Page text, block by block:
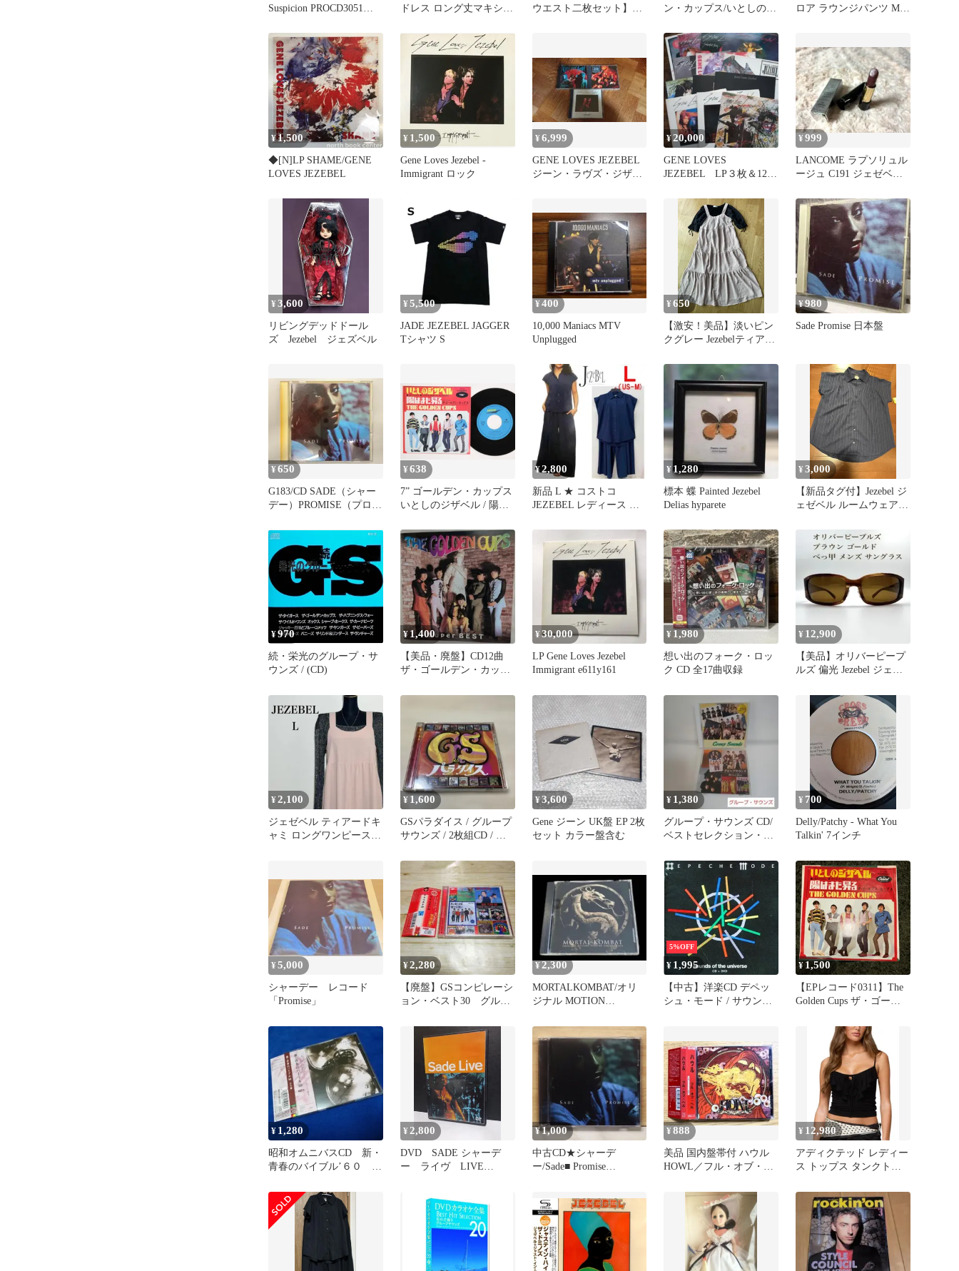
Suspicion PROCD3051
/00110
ドレス ロング丈マキシ丈
ウエスト二枚セット】雨
ン・カップス/いとしのジ
ャンク品
ロア ラウンジパンツ Mサ
ART.660658 ズボン
/511253 在★6
¥1,500
◆[N]LP SHAME/GENE
LOVES JEZEBEL
¥ 1,500
Gene Loves Jezebel -
Immigrant ロック
¥6,999
GENE LOVES JEZEBEL
ジーン・ラヴズ・ジザベ
¥20,000
GENE LOVES
JEZEBEL LP３枚＆12イ
¥999
LANCOME ラプソリュル
ージュ C191 ジェゼベル
¥3,600
リビングデッドドール
ズ Jezebel ジェズベル
¥ 5,500
JADE JEZEBEL JAGGER
Tシャツ S
¥400
10,000 Maniacs MTV
Unplugged
¥650
【激安！美品】淡いピン
クグレー Jezebelティアー
¥980
Sade Promise 日本盤
¥650
G183/CD SADE（シャー
デー）PROMISE（プロミ
¥638
7” ゴールデン・カップス
いとしのジザベル / 陽は
EXPRESS /00080
¥2,800
新品 L ★ コストコ
JEZEBEL レディース セ
¥1,280
標本 蝶 Painted Jezebel
Delias hyparete
¥3,000
【新品タグ付】Jezebel ジ
ェゼベル ルームウェア
¥970
続・栄光のグループ・サ
ウンズ / (CD)
¥1,400
【美品・廃盤】CD12曲
ザ・ゴールデン・カップ
野
¥30,000
LP Gene Loves Jezebel
Immigrant e611y161
¥ 1,980
想い出のフォーク・ロッ
ク CD 全17曲収録
¥ 12,900
【美品】オリバーピープ
ルズ 偏光 Jezebel ジェゼ
¥2,100
ジェゼベル ティアードキ
ャミ ロングワンピース
¥ 1,600
GSパラダイス / グループ
サウンズ / 2枚組CD / オ
¥3,600
Gene ジーン UK盤 EP 2枚
セット カラー盤含む
¥ 1,380
グループ・サウンズ CD/
ベストセレクション・ベ
セット
¥ 700
Delly/Patchy - What You
Talkin' 7インチ
¥5,000
シャーデー レコード
「Promise」
¥2,280
【廃盤】GSコンピレーシ
ョン・ベスト30 グルー
メロ
¥2,300
MORTALKOMBAT/オリ
ジナル MOTION
5%OFF
¥ 1,995
【中古】洋楽CD デペッ
シュ・モード / サウン
¥1,500
【EPレコード0311】The
Golden Cups ザ・ゴール
のジザベル / Capital / CP-
¥ 1,280
昭和オムニバスCD 新・
青春のバイブル’６０ 完
¥2,800
DVD SADE シャーデ
ー ライヴ LIVE
¥1,000
中古CD★シャーデ
ー/Sade■ Promise
¥888
美品 国内盤帯付 ハウル
HOWL／フル・オブ・ヘ
¥ 12,980
アディクテッド レディー
ス トップス タンクトッ
Ruffle Tank Top Black ブ
ラック